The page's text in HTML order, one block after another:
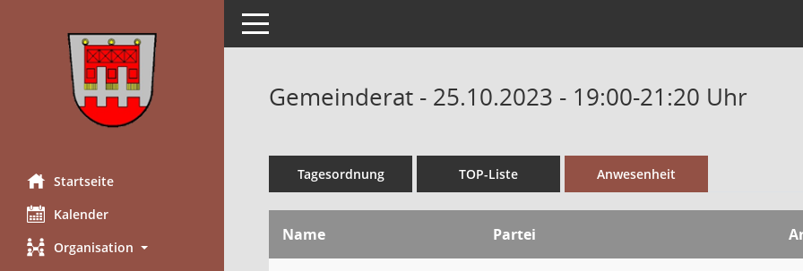
Startseite
Kalender
Organisation
Toggle navigation
Gemeinderat - 25.10.2023 - 19:00-21:20 Uhr
Tagesordnung TOP-Liste Anwesenheit
Name Partei